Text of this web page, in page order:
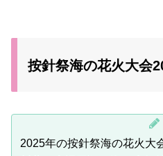
按針祭海の花火大会
2025年の按針祭海の花火大